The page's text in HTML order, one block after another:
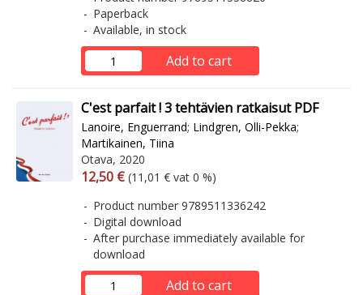
Paperback
Available, in stock
Add to cart
C'est parfait ! 3 tehtävien ratkaisut PDF
Lanoire, Enguerrand; Lindgren, Olli-Pekka;
Martikainen, Tiina
Otava, 2020
Arvonlisäverollinen hinta
12,50 € Excl. vat
(11,01 € vat 0 %)
Product number 9789511336242
Digital download
After purchase immediately available for
download
Add to cart